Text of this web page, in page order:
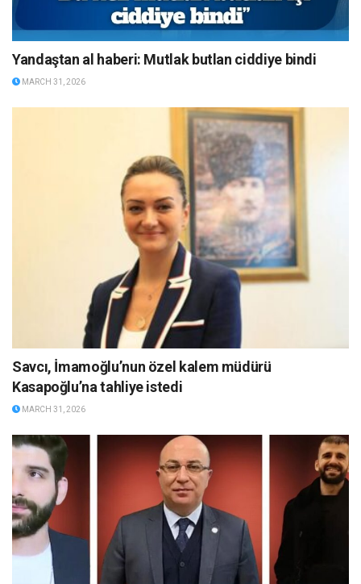
Yandaştan al haberi: Mutlak butlan ciddiye bindi
MARCH 31, 2026
Savcı, İmamoğlu’nun özel kalem müdürü
Kasapoğlu’na tahliye istedi
MARCH 31, 2026